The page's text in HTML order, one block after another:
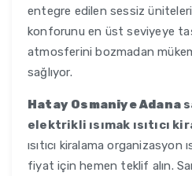
entegre edilen sessiz
konforunu en üst seviyeye
atmosferini bozmadan
sağlıyor.
Hatay Osmaniye Adana
elektrikli ısımak ısıtıcı
ısıtıcı kiralama organizasyon
fiyat için hemen teklif alın.